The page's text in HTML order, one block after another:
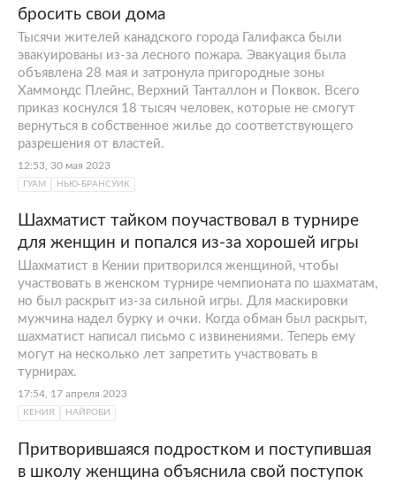
бросить свои дома
Тысячи жителей канадского города Галифакса были
эвакуированы из-за лесного пожара. Эвакуация была
объявлена 28 мая и затронула пригородные зоны
Хаммондс Плейнс, Верхний Танталлон и Поквок. Всего
приказ коснулся 18 тысяч человек, которые не смогут
вернуться в собственное жилье до соответствующего
разрешения от властей.
12:53, 30 мая 2023
ГУАМ НЬЮ-БРАНСУИК
Шахматист тайком поучаствовал в турнире
для женщин и попался из-за хорошей игры
Шахматист в Кении притворился женщиной, чтобы
участвовать в женском турнире чемпионата по шахматам,
но был раскрыт из-за сильной игры. Для маскировки
мужчина надел бурку и очки. Когда обман был раскрыт,
шахматист написал письмо с извинениями. Теперь ему
могут на несколько лет запретить участвовать в
турнирах.
17:54, 17 апреля 2023
КЕНИЯ НАЙРОБИ
Притворившаяся подростком и поступившая
в школу женщина объяснила свой поступок